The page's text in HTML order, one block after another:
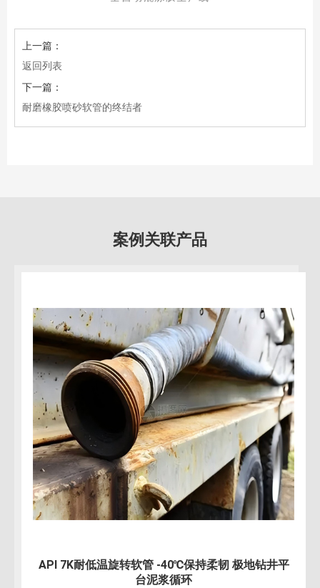
上一篇：
返回列表
下一篇：
耐磨橡胶喷砂软管的终结者
案例关联产品
API 7K耐低温旋转软管 -40℃保持柔韧 极地钻井平
台泥浆循环